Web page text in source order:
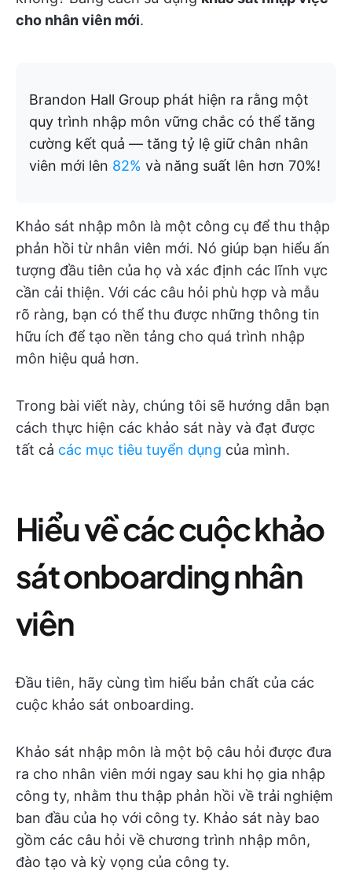
cho nhân viên mới.
Brandon Hall Group phát hiện ra rằng một
quy trình nhập môn vững chắc có thể tăng
cường kết quả — tăng tỷ lệ giữ chân nhân
viên mới lên 82% và năng suất lên hơn 70%!
Khảo sát nhập môn là một công cụ để thu thập
phản hồi từ nhân viên mới. Nó giúp bạn hiểu ấn
tượng đầu tiên của họ và xác định các lĩnh vực
cần cải thiện. Với các câu hỏi phù hợp và mẫu
rõ ràng, bạn có thể thu được những thông tin
hữu ích để tạo nền tảng cho quá trình nhập
môn hiệu quả hơn.
Trong bài viết này, chúng tôi sẽ hướng dẫn bạn
cách thực hiện các khảo sát này và đạt được
tất cả các mục tiêu tuyển dụng của mình.
Hiểu về các cuộc khảo
sát onboarding nhân
viên
Đầu tiên, hãy cùng tìm hiểu bản chất của các
cuộc khảo sát onboarding.
Khảo sát nhập môn là một bộ câu hỏi được đưa
ra cho nhân viên mới ngay sau khi họ gia nhập
công ty, nhằm thu thập phản hồi về trải nghiệm
ban đầu của họ với công ty. Khảo sát này bao
gồm các câu hỏi về chương trình nhập môn,
đào tạo và kỳ vọng của công ty.